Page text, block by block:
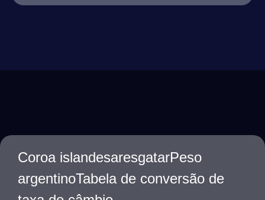
Coroa islandesaresgatarPeso
argentinoTabela de conversão de